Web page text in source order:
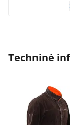
Techninė